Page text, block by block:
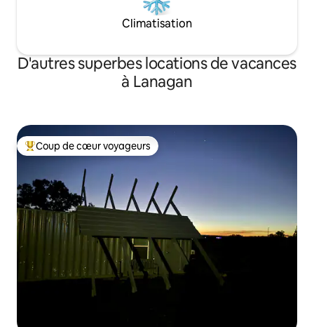
Climatisation
D'autres superbes locations de vacances
à Lanagan
Coup de cœur voyageurs parmi les plus aimés
Coup de cœur voyageurs